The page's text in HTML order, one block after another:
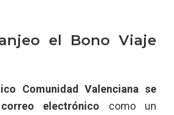
el Bono Viaje
Comunidad Valenciana se
electrónico como un